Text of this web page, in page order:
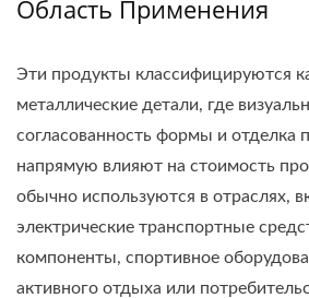
Область Применения
Эти продукты классифицируются
металлические детали, где
согласованность формы и отделка
напрямую влияют на стоимость
обычно используются в отраслях,
электрические транспортные
компоненты, спортивное
активного отдыха или